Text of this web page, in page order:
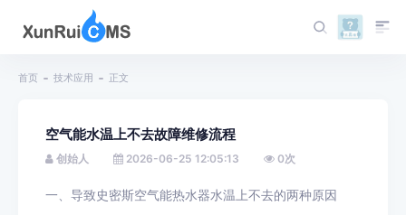
首页 技术应用 正文
空气能水温上不去故障维修流程
创始人 2026-06-25 12:05:13 0次
一、导致史密斯空气能热水器水温上不去的两种原因